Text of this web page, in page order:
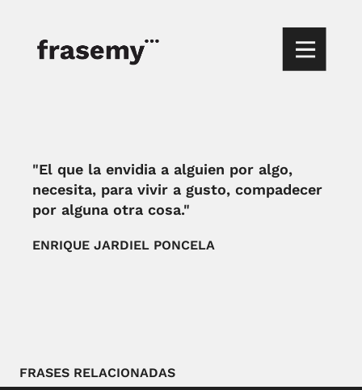
"El que la envidia a alguien por algo,
necesita, para vivir a gusto, compadecer
por alguna otra cosa."
ENRIQUE JARDIEL PONCELA
FRASES RELACIONADAS